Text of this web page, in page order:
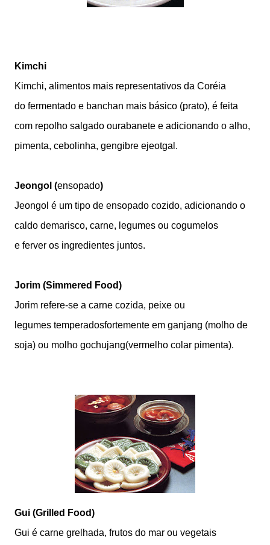
Kimchi
Kimchi, alimentos mais representativos da Coréia
do fermentado e banchan mais básico (prato), é feita
com repolho salgado ourabanete e adicionando o alho,
pimenta, cebolinha, gengibre ejeotgal.
Jeongol (ensopado)
Jeongol é um tipo de ensopado cozido, adicionando o
caldo demarisco, carne, legumes ou cogumelos
e ferver os ingredientes juntos.
Jorim (Simmered Food)
Jorim refere-se a carne cozida, peixe ou
legumes temperadosfortemente em ganjang (molho de
soja) ou molho gochujang(vermelho colar pimenta).
Gui (Grilled Food)
Gui é carne grelhada, frutos do mar ou vegetais